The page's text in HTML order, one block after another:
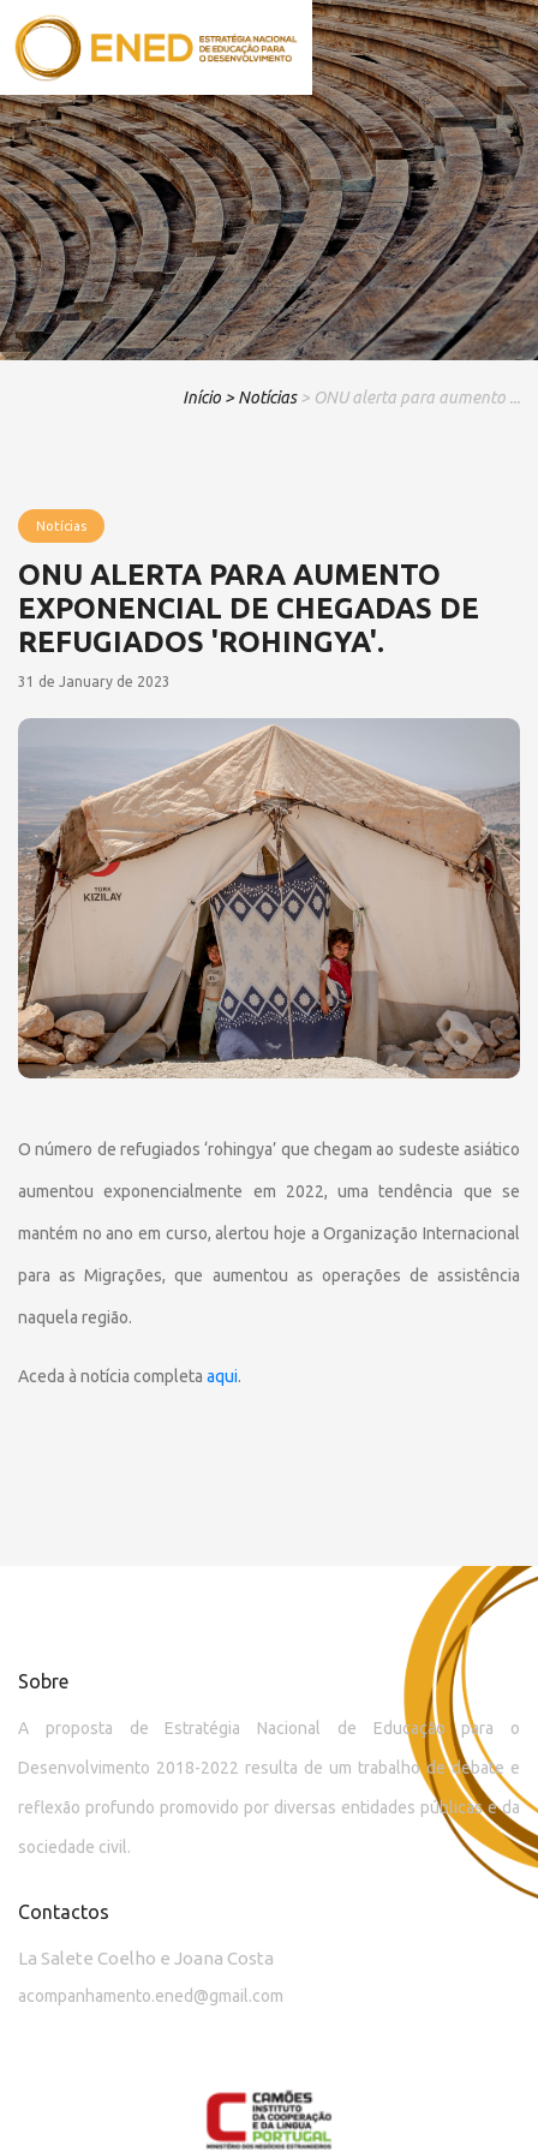
Início > Notícias > ONU alerta para aumento ...
Notícias
ONU ALERTA PARA AUMENTO
EXPONENCIAL DE CHEGADAS DE
REFUGIADOS 'ROHINGYA'.
31 de January de 2023
O número de refugiados ‘rohingya’ que chegam ao sudeste asiático
aumentou exponencialmente em 2022, uma tendência que se
mantém no ano em curso, alertou hoje a Organização Internacional
para as Migrações, que aumentou as operações de assistência
naquela região.
Aceda à notícia completa aqui.
Sobre
A proposta de Estratégia Nacional de Educação para o
Desenvolvimento 2018-2022 resulta de um trabalho de debate e
reflexão profundo promovido por diversas entidades públicas e da
sociedade civil.
Contactos
La Salete Coelho e Joana Costa
acompanhamento.ened@gmail.com